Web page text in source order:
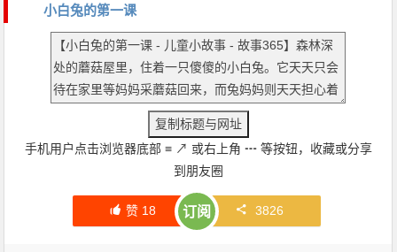
小白兔的第一课
手机用户点击浏览器底部 ≡ ↗ 或右上角 ┅ 等按钮，收藏或分享
到朋友圈
赞 18 订阅 3826